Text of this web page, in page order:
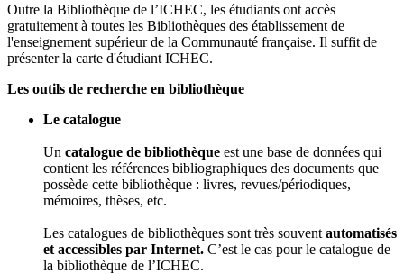
Outre la Bibliothèque de l’ICHEC, les étudiants ont accès
gratuitement à toutes les Bibliothèques des établissement de
l'enseignement supérieur de la Communauté française. Il suffit de
présenter la carte d'étudiant ICHEC.
Les outils de recherche en bibliothèque
Le catalogue
Un catalogue de bibliothèque est une base de données qui
contient les références bibliographiques des documents que
possède cette bibliothèque : livres, revues/périodiques,
mémoires, thèses, etc.
Les catalogues de bibliothèques sont très souvent automatisés
et accessibles par Internet. C’est le cas pour le catalogue de
la bibliothèque de l’ICHEC.